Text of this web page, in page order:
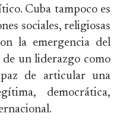
Cuba tampoco es
sociales, religiosas
la emergencia del
un liderazgo como
de articular una
democrática,